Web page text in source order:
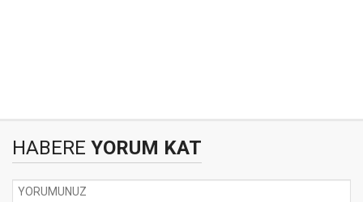
HABERE YORUM KAT